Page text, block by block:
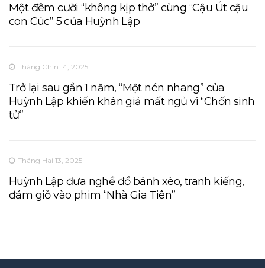
Một đêm cười “không kịp thở” cùng “Cậu Út cậu
con Cúc” 5 của Huỳnh Lập
Tháng Chín 14, 2025
Trở lại sau gần 1 năm, “Một nén nhang” của
Huỳnh Lập khiến khán giả mất ngủ vì “Chốn sinh
tử”
Tháng Hai 13, 2025
Huỳnh Lập đưa nghề đổ bánh xèo, tranh kiếng,
đám giỗ vào phim “Nhà Gia Tiên”